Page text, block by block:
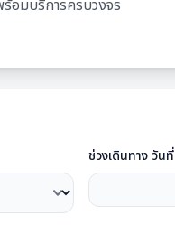
อมบริการครบวงจร
ช่วงเดินทาง วันที่